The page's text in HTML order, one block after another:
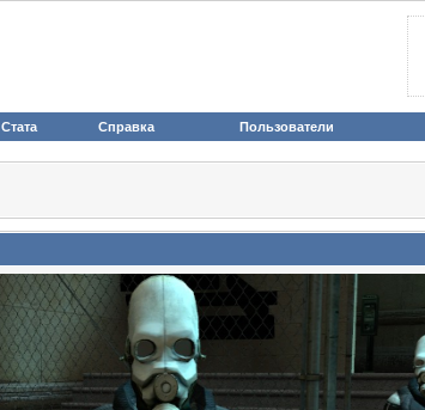
Стата Справка Пользователи